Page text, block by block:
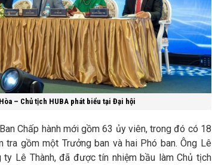
– Chủ tịch HUBA phát biểu tại Đại hội
Chấp hành mới gồm 63 ủy viên, trong đó có 18
tra gồm một Trưởng ban và hai Phó ban. Ông Lê
ty Lê Thành, đã được tín nhiệm bầu làm Chủ tịch